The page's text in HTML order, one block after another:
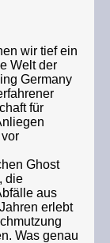
wir tief ein
Welt der
Germany
für
Ghost
die
aus
erlebt
Was genau